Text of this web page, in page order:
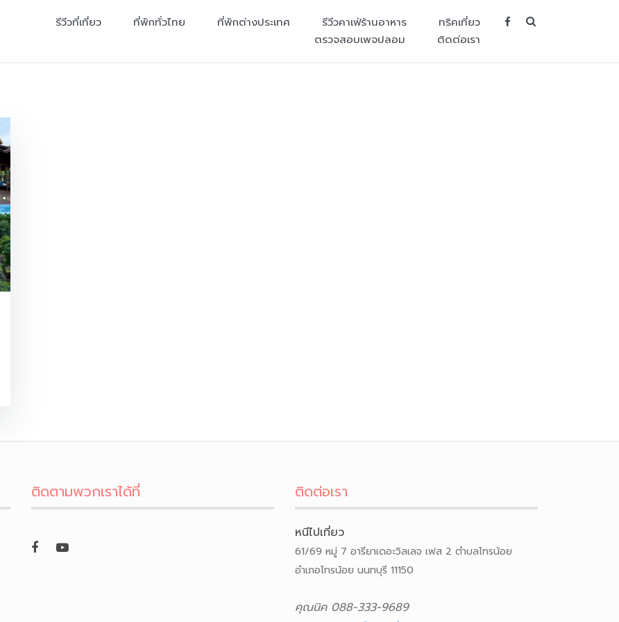
รีวีวที่เที่ยว ที่พักทั่วไทย ที่พักต่างประเทศ รีวีวคาเฟ่ร้านอาหาร
ทริคเที่ยว
ตรวจสอบเพจปลอม
ติดต่อเรา
ติดตามพวกเราได้ที่ ติดต่อเรา
หนีไปเที่ยว
61/69 หมู่ 7 อารียาเดอะวิลเลจ เฟส 2 ตำบลไทรน้อย
อำเภอไทรน้อย นนทบุรี 11150
คุณนิค 088-333-9689